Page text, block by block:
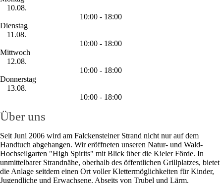
10.08.
10:00 - 18:00
Dienstag
11.08.
10:00 - 18:00
Mittwoch
12.08.
10:00 - 18:00
Donnerstag
13.08.
10:00 - 18:00
Über uns
Seit Juni 2006 wird am Falckensteiner Strand nicht nur auf dem
Handtuch abgehangen. Wir eröffneten unseren Natur- und Wald-
Hochseilgarten "High Spirits" mit Blick über die Kieler Förde. In
unmittelbarer Strandnähe, oberhalb des öffentlichen Grillplatzes, bietet
die Anlage seitdem einen Ort voller Klettermöglichkeiten für Kinder,
Jugendliche und Erwachsene. Abseits von Trubel und Lärm,